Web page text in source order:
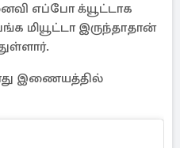
எப்போ க்யூட்டாக
மியூட்டா இருந்தாதான்
இணையத்தில்